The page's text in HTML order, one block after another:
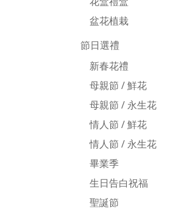
盆花植栽
節日選禮
新春花禮
母親節 / 鮮花
母親節 / 永生花
情人節 / 鮮花
情人節 / 永生花
畢業季
生日告白祝福
聖誕節